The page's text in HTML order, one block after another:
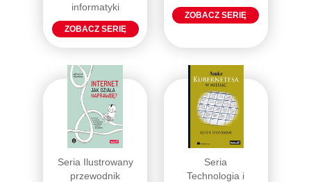
informatyki
ZOBACZ SERIĘ
ZOBACZ SERIĘ
Seria Ilustrowany
przewodnik
Seria
Technologia i